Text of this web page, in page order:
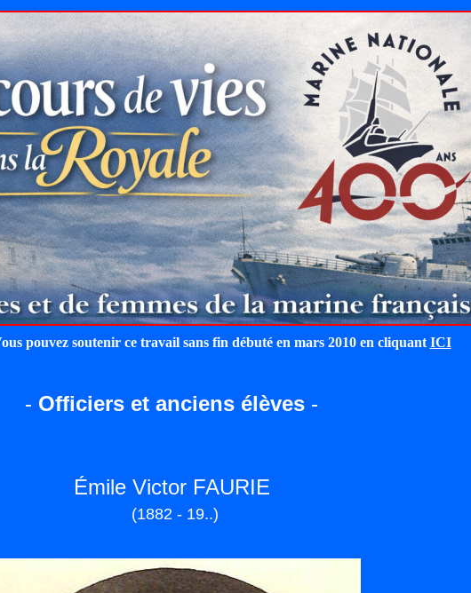
pouvez soutenir ce travail sans fin débuté en mars 2010 en cliquant ICI
- Officiers et anciens élèves -
Émile Victor FAURIE
(1882 - 19..)